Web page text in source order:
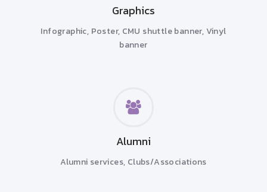
Graphics
Infographic, Poster, CMU shuttle banner, Vinyl
banner
Alumni
Alumni services, Clubs/Associations